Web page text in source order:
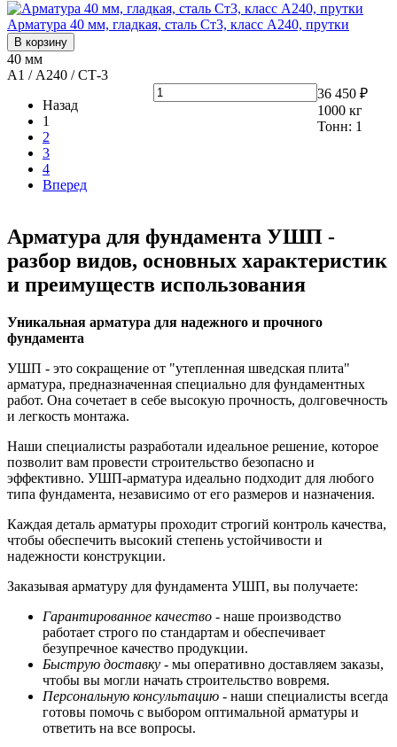
Арматура 40 мм, гладкая, сталь Ст3, класс А240, прутки
В корзину
40 мм
А1 / А240 / СТ-3
36 450 ₽
1000 кг
Тонн: 1
Назад
1
2
3
4
Вперед
Арматура для фундамента УШП -
разбор видов, основных характеристик
и преимуществ использования
Уникальная арматура для надежного и прочного
фундамента
УШП - это сокращение от "утепленная шведская плита"
арматура, предназначенная специально для фундаментных
работ. Она сочетает в себе высокую прочность, долговечность
и легкость монтажа.
Наши специалисты разработали идеальное решение, которое
позволит вам провести строительство безопасно и
эффективно. УШП-арматура идеально подходит для любого
типа фундамента, независимо от его размеров и назначения.
Каждая деталь арматуры проходит строгий контроль качества,
чтобы обеспечить высокий степень устойчивости и
надежности конструкции.
Заказывая арматуру для фундамента УШП, вы получаете:
Гарантированное качество - наше производство
работает строго по стандартам и обеспечивает
безупречное качество продукции.
Быструю доставку - мы оперативно доставляем заказы,
чтобы вы могли начать строительство вовремя.
Персональную консультацию - наши специалисты всегда
готовы помочь с выбором оптимальной арматуры и
ответить на все вопросы.